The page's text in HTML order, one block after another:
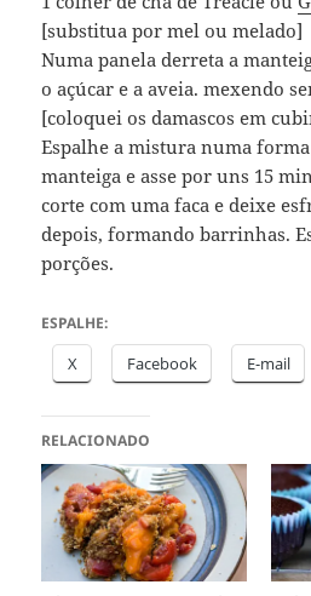
[substitua por mel ou melado]
Numa panela derreta a
o açúcar e a aveia. mexendo
[coloquei os damascos em
Espalhe a mistura numa
manteiga e asse por uns 15
corte com uma faca e deixe
depois, formando barrinhas.
porções.
ESPALHE:
X Facebook E-mail
RELACIONADO